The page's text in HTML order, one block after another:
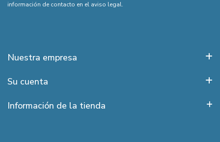
información de contacto en el aviso legal.
Nuestra empresa
Su cuenta
Información de la tienda